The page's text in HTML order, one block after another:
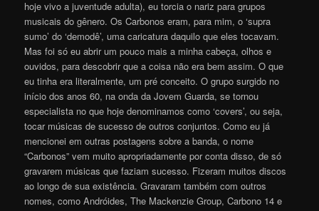
hoje vivo a juventude adulta), eu torcia o nariz para grupos
musicais do gênero. Os Carbonos eram, para mim, o ‘supra
sumo’ do ‘demodê’, uma caricatura daquilo que eles tocavam.
Mas foi só eu abrir um pouco mais a minha cabeça, olhos e
ouvidos, para descobrir que a coisa não era bem assim. O que
eu tinha era literalmente, um pré conceito. O grupo surgido no
início dos anos 60, na onda da Jovem Guarda, se tornou
especialista no que hoje denominamos como ‘covers’, ou seja,
tocar músicas de sucesso de outros conjuntos. Como eu já
mencionei em outras postagens sobre a banda, o nome
“Carbonos” vem muito apropriadamente por conta disso, de só
gravarem músicas que faziam sucesso. Fizeram muitos discos
ao longo de sua existência. Gravaram também com outros
nomes, como Andróides, The Mackenzie Group, Carbono 14 e